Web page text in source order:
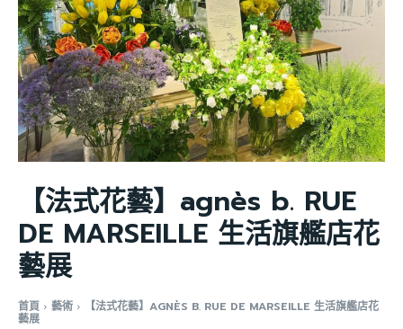
【法式花藝】agnès b. RUE
DE MARSEILLE 生活旗艦店花
藝展
首頁 藝術 【法式花藝】AGNÈS B. RUE DE MARSEILLE 生活旗艦店花
藝展